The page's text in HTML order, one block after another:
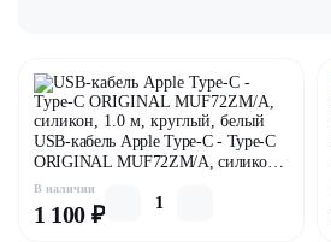
USB-кабель Apple Type-C - Type-C
ORIGINAL MUF72ZM/A, силикон,
1.0 м, круглый, белый
В наличии
1 100 ₽